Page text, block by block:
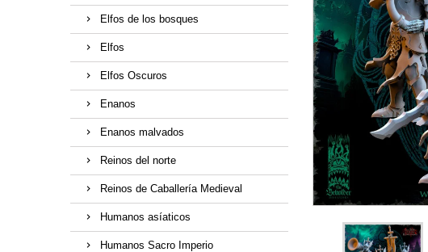
Elfos de los bosques
Elfos
Elfos Oscuros
Enanos
Enanos malvados
Reinos del norte
Reinos de Caballería Medieval
Humanos asíaticos
Humanos Sacro Imperio